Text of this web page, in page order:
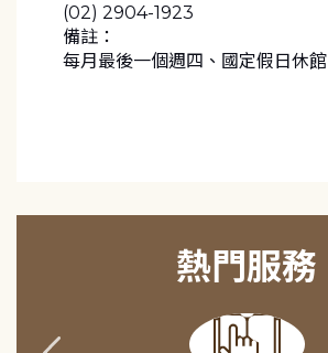
(02) 2904-1923
備註：
每月最後一個週四、國定假日休館
熱門服務